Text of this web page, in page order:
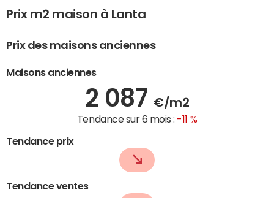
Prix m2 maison à Lanta
Prix des maisons anciennes
Maisons anciennes
2 087 €/m2
Tendance sur 6 mois : -11 %
Tendance prix
Tendance ventes